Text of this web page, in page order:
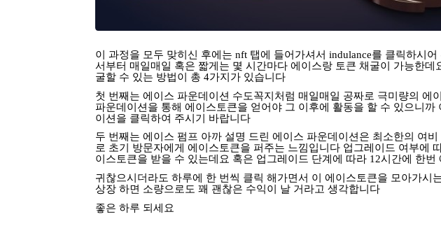
이 과정을 모두 맞히신 후에는 nft 탭에 들어가셔서 indulance를 클릭하시어
서부터 매일매일 혹은 짧게는 몇 시간마다 에이스랑 토큰 채굴이 가능한데
굴할 수 있는 방법이 총 4가지가 있습니다
첫 번째는 에이스 파운데이션 수도꼭지처럼 매일매일 공짜로 극미량의 에
파운데이션을 통해 에이스토큰을 얻어야 그 이후에 활동을 할 수 있으니까
이션을 클릭하여 주시기
바랍니다
두 번째는 에이스 펌프 아까 설명 드린 에이스 파운데이션은 최소한의 여비
로 초기 방문자에게 에이스토큰을 퍼주는 느낌입니다 업그레이드 여부에
이스토큰을 받을 수 있는데요 혹은 업그레이드 단계에 따라 12시간에 한번
귀찮으시더라도 하루에 한 번씩 클릭 해가면서 이 에이스토큰을 모아가시
상장 하면 소량으로도 꽤 괜찮은 수익이 날 거라고 생각합니다
좋은 하루 되세요